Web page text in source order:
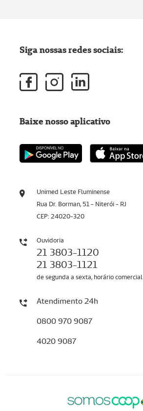
Unimed Leste Fluminense
Rua Dr. Borman, 51 - Niterói - RJ
CEP: 24020-320
Ouvidoria
21 3803-1120
21 3803-1121
de segunda a sexta, horário comercial
Atendimento 24h
0800 970 9087
4020 9087
Siga nossas redes sociais:
Baixe nosso aplicativo